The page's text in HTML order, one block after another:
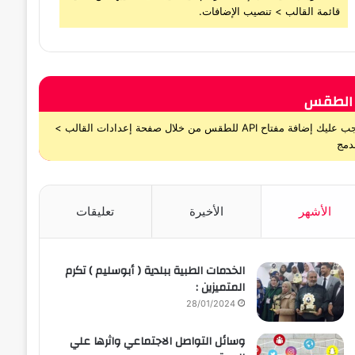
قائمة القالب > تنصيب الإضافات.
الطقس
يجب عليك إضافة مفتاح API للطقس من خلال صفحة إعدادات القالب >
الأشهر الأخيرة تعليقات
الخدمات الطبية ببلدية ( أبوسليم ) تكرم
المتميزين :
28/01/2024
وسائل التواصل الاجتماعي واثرها علي